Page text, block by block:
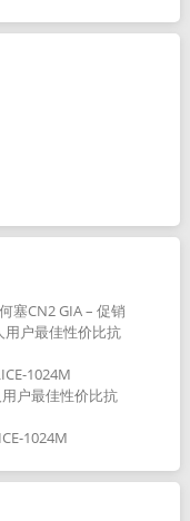
塞CN2 GIA – 促销
户最佳性价比抗
1024M
户最佳性价比抗
1024M